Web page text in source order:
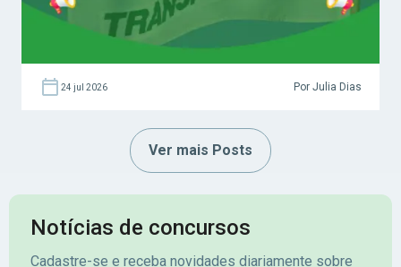
24 jul 2026 Por Julia Dias
Ver mais Posts
Notícias de concursos
Cadastre-se e receba novidades diariamente sobre